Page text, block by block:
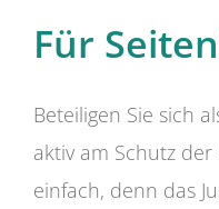
Für
Beteiligen Sie sich
aktiv am Schutz
einfach, denn das